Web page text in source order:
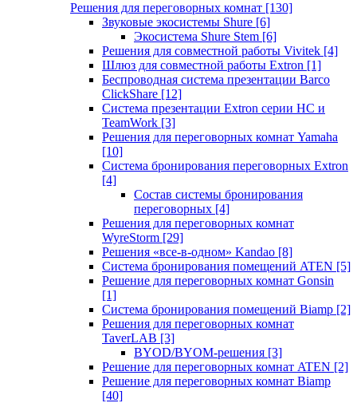
Решения для переговорных комнат [130]
Звуковые экосистемы Shure [6]
Экосистема Shure Stem [6]
Решения для совместной работы Vivitek [4]
Шлюз для совместной работы Extron [1]
Беспроводная система презентации Barco
ClickShare [12]
Система презентации Extron серии HC и
TeamWork [3]
Решения для переговорных комнат Yamaha
[10]
Система бронирования переговорных Extron
[4]
Состав системы бронирования
переговорных [4]
Решения для переговорных комнат
WyreStorm [29]
Решения «все-в-одном» Kandao [8]
Система бронирования помещений ATEN [5]
Решение для переговорных комнат Gonsin
[1]
Система бронирования помещений Biamp [2]
Решения для переговорных комнат
TaverLAB [3]
BYOD/BYOM-решения [3]
Решение для переговорных комнат ATEN [2]
Решение для переговорных комнат Biamp
[40]